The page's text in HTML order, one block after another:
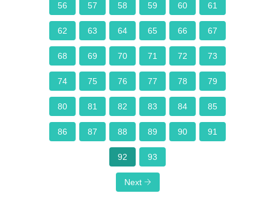
56 57 58 59 60 61
62 63 64 65 66 67
68 69 70 71 72 73
74 75 76 77 78 79
80 81 82 83 84 85
86 87 88 89 90 91
92 93
Next